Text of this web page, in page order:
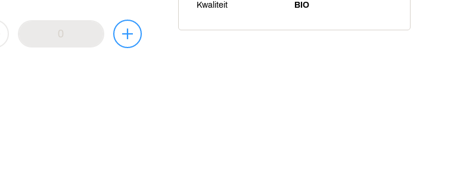
Kwaliteit BIO